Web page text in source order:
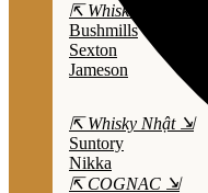
⇱ Whiskey Ailen ⇲
Bushmills
Sexton
Jameson
⇱ Whisky Nhật ⇲
Suntory
Nikka
⇱ COGNAC ⇲